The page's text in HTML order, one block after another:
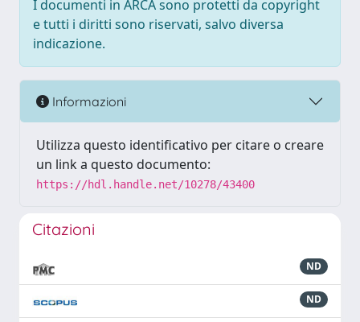
I documenti in ARCA sono protetti da copyright
e tutti i diritti sono riservati, salvo diversa
indicazione.
Informazioni
Utilizza questo identificativo per citare o creare
un link a questo documento:
https://hdl.handle.net/10278/43400
Citazioni
ND
ND